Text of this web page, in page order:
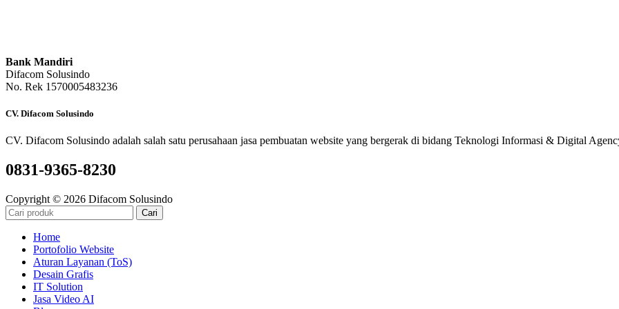
Bank Mandiri
Difacom Solusindo
No. Rek 1570005483236
CV. Difacom Solusindo
CV. Difacom Solusindo adalah salah satu perusahaan jasa pembuatan website yang bergerak di bidang Teknologi Informasi & Digital
0831-9365-8230
Copyright © 2026 Difacom Solusindo
Cari
Home
Portofolio Website
Aturan Layanan (ToS)
Desain Grafis
IT Solution
Jasa Video AI